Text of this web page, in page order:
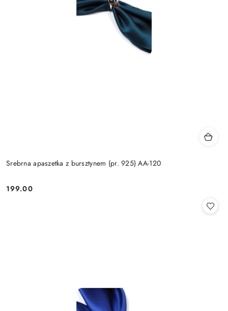
Srebrna apaszetka z bursztynem (pr. 925) AA-120
Cena:
199.00